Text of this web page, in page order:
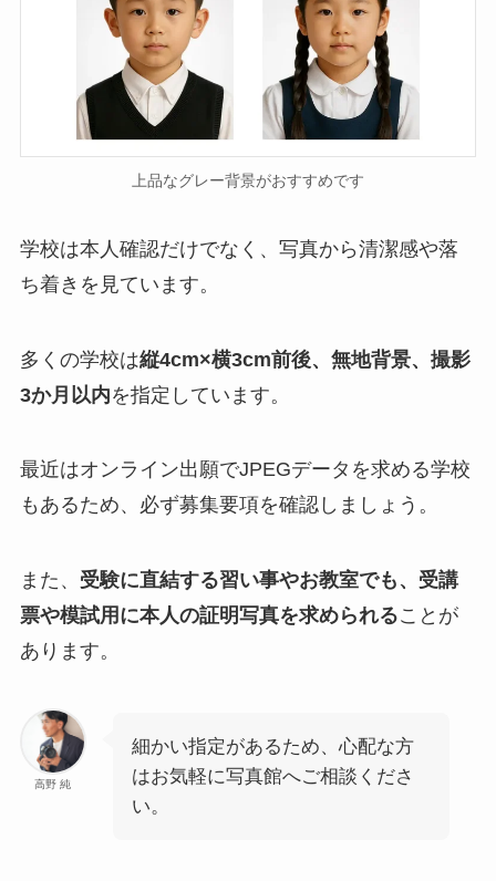
上品なグレー背景がおすすめです
学校は本人確認だけでなく、写真から清潔感や落
ち着きを見ています。
多くの学校は縦4cm×横3cm前後、無地背景、撮影
3か月以内を指定しています。
最近はオンライン出願でJPEGデータを求める学校
もあるため、必ず募集要項を確認しましょう。
また、 受験に直結する習い事やお教室でも、受講
票や模試用に本人の証明写真を求められることが
あります。
高野 純
細かい指定があるため、心配な方
はお気軽に写真館へご相談くださ
い。